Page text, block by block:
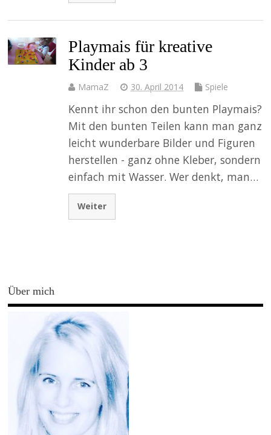
Playmais für kreative
Kinder ab 3
MamaZ 30. April 2014 Spiele
Kennt ihr schon den bunten Playmais?
Mit den bunten Teilen kann man ganz
leicht wunderbare Bilder und Figuren
herstellen - ganz ohne Kleber, sondern
einfach mit Wasser. Wer denkt, man…
Weiter
Über mich